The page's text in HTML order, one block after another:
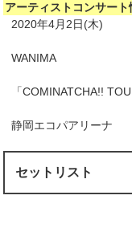
アーティストコンサート
2020年4月2日(木)
WANIMA
「COMINATCHA!!
静岡エコパアリーナ
セットリスト